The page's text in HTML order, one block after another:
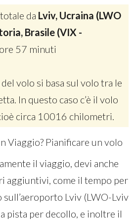
da Lviv, Ucraina (LWO
Brasile (VIX -
57 minuti
volo si basa sul volo tra le
In questo caso c’è il volo
circa 10016 chilometri.
Viaggio? Pianificare un volo
il viaggio, devi anche
aggiuntivi, come il tempo per
sull’aeroporto Lviv (LWO-Lviv
pista per decollo, e inoltre il